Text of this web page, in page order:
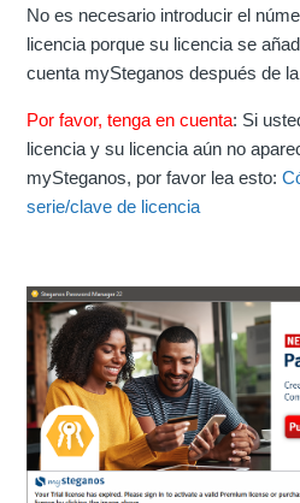
No es necesario introducir el
licencia porque su licencia se
cuenta mySteganos después de
Por favor, tenga en cuenta: Si
licencia y su licencia aún no
mySteganos, por favor lea esto:
serie/clave de licencia